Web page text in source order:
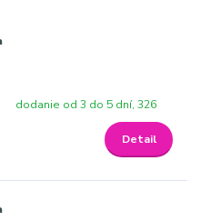
dodanie od 3 do 5 dní, 326
Detail